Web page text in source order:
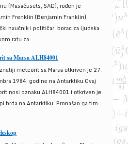
(Masačusets, SAD), rođen je
Frenklin (Benjamin Franklin),
naučnik i političar, borac za ljudska
ratu za ...
sa Marsa ALH84001
meteorit sa Marsa otkriven je 27.
1984. godine na Antarktiku.Ovaj
nosi oznaku ALH84001 i otkriven je
brda na Antarktiku. Pronašao ga tim